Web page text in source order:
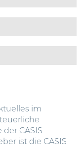
im
CASIS
ist die CASIS